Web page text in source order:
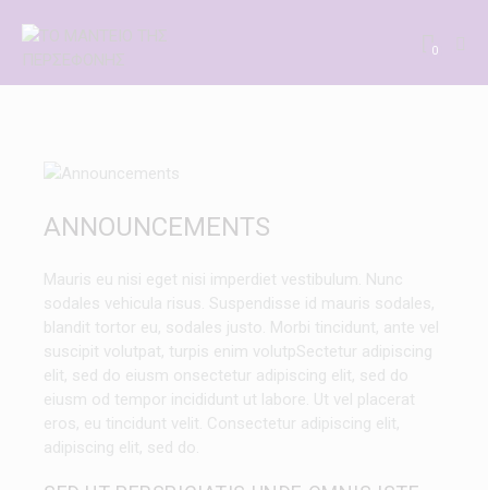
0
ANNOUNCEMENTS
Mauris eu nisi eget nisi imperdiet vestibulum. Nunc
sodales vehicula risus. Suspendisse id mauris sodales,
blandit tortor eu, sodales justo. Morbi tincidunt, ante vel
suscipit volutpat, turpis enim volutpSectetur adipiscing
elit, sed do eiusm onsectetur adipiscing elit, sed do
eiusm od tempor incididunt ut labore. Ut vel placerat
eros, eu tincidunt velit. Consectetur adipiscing elit,
adipiscing elit, sed do.